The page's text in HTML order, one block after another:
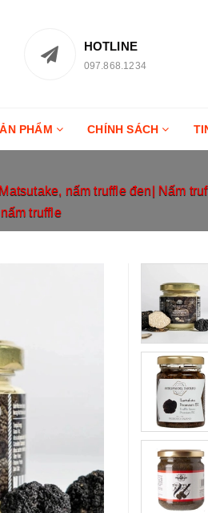
HOTLINE
097.868.1234
PHẨM CHÍNH SÁCH
nấm truffle đen| Nấm
truffle